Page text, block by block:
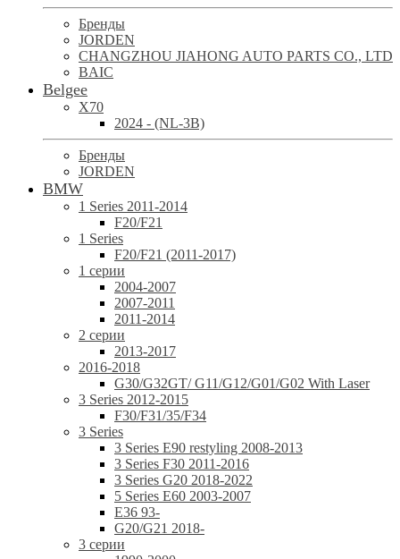
Бренды
JORDEN
CHANGZHOU JIAHONG AUTO PARTS CO., LTD
BAIC
Belgee
X70
2024 - (NL-3B)
Бренды
JORDEN
BMW
1 Series 2011-2014
F20/F21
1 Series
F20/F21 (2011-2017)
1 серии
2004-2007
2007-2011
2011-2014
2 серии
2013-2017
2016-2018
G30/G32GT/ G11/G12/G01/G02 With Laser
3 Series 2012-2015
F30/F31/35/F34
3 Series
3 Series E90 restyling 2008-2013
3 Series F30 2011-2016
3 Series G20 2018-2022
5 Series E60 2003-2007
E36 93-
G20/G21 2018-
3 серии